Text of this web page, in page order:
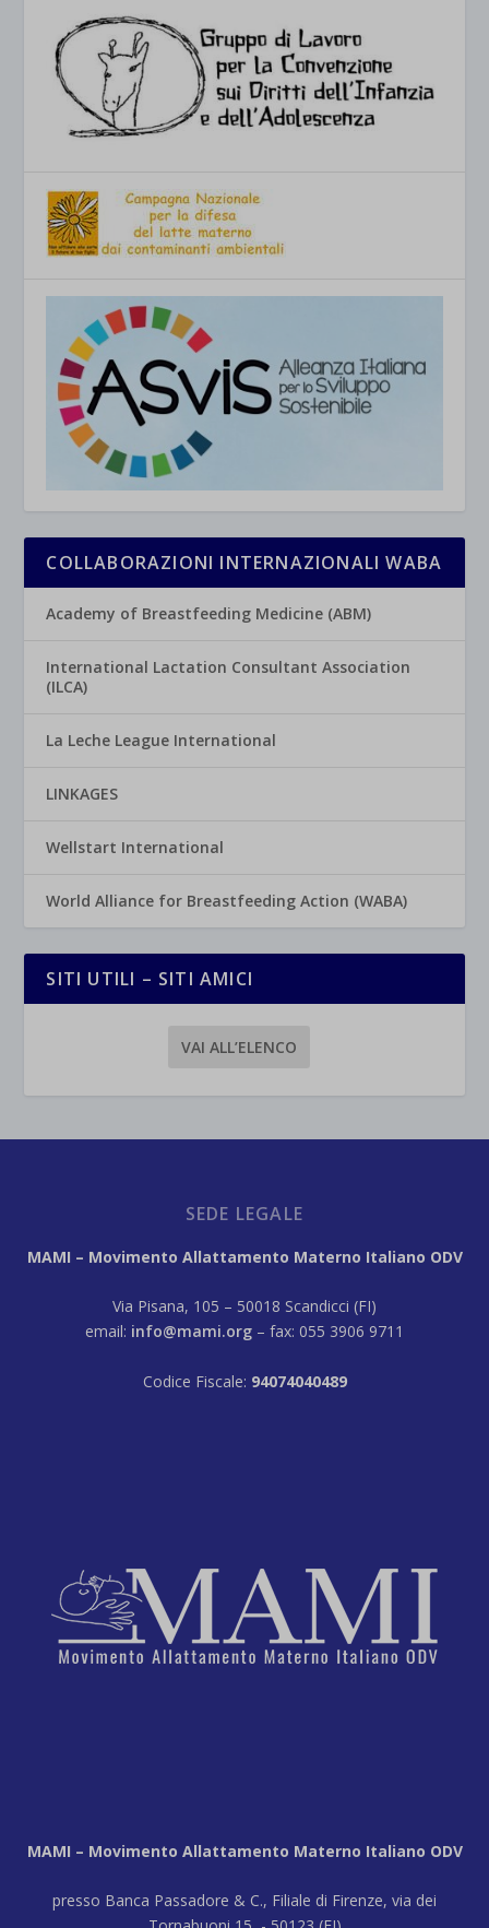
COLLABORAZIONI INTERNAZIONALI WABA
Academy of Breastfeeding Medicine (ABM)
International Lactation Consultant Association
(ILCA)
La Leche League International
LINKAGES
Wellstart International
World Alliance for Breastfeeding Action (WABA)
SITI UTILI – SITI AMICI
VAI ALL’ELENCO
SEDE LEGALE
MAMI – Movimento Allattamento Materno Italiano ODV
Via Pisana, 105 – 50018 Scandicci (FI)
email: info@mami.org – fax: 055 3906 9711
Codice Fiscale: 94074040489
MAMI – Movimento Allattamento Materno Italiano ODV
presso Banca Passadore & C., Filiale di Firenze, via dei